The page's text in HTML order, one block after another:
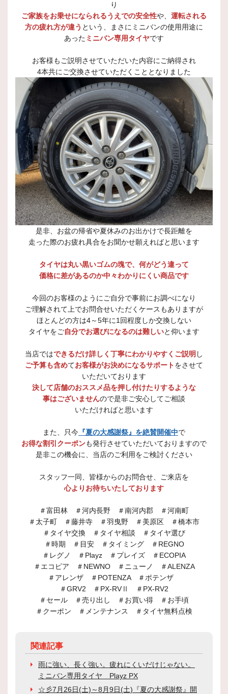
り
ご家族をお乗せになられるうえでの安全性や、 運転される
方の疲れ方が違う という、まさにミニバンの使用用途に
あった ミニバン専用タイヤです
お客様もご説明させていただいた内容にご納得され
4本共にご交換させていただくこととなりました
是非、お盆の帰省や夏休みのお出かけで長距離を
走った際のお疲れ具合をお聞かせ願えればと思います
タイヤは丸い黒いゴムの塊で、何がどう違って
価格に差があるのか中々わかりにくい商品です
今回のお客様のようにご自分で事前にお調べになり
ご理解されて上でお問合せいただくケースもありますが
ほとんどの方は4～5年に1回程度しか交換しない
タイヤをご自分でお選びになるのは難しいと仰います
当店ではできるだけ詳しく丁寧にわかりやすくご説明 し
ご予算も含めてお客様がお決めになるサポートをさせて
いただいております
決して店舗のおススメ品を押し付けたりするような
事はございませんので是非ご安心してご相談
いただければと思います
また、只今 『夏の大感謝祭』を絶賛開催中で
お得な割引クーポンも発行させていただいておりますので
是非この機会に、当店のご利用をご検討ください
スタッフ一同、皆様からのお問合せ、ご来店を
心よりお待ちいたしております
＃富田林 ＃河内長野 ＃南河内郡 ＃河南町
＃太子町 ＃藤井寺 ＃羽曳野 ＃美原区 ＃橋本市
＃タイヤ交換 ＃タイヤ相談 ＃タイヤ選び
＃時期 ＃目安 ＃タイミング ＃REGNO
＃レグノ ＃Playz ＃プレイズ ＃ECOPIA
＃エコピア ＃NEWNO ＃ニューノ ＃ALENZA
＃アレンザ ＃POTENZA ＃ポテンザ
＃GRV2 ＃PX-RVⅡ ＃PX-RV2
＃セール ＃売り出し ＃お買い得 ＃お手頃
＃クーポン ＃メンテナンス ＃タイヤ無料点検
関連記事
雨に強い、長く強い。疲れにくいだけじゃない。
ミニバン専用タイヤ Playz PX
☆彡7月26日(土)～8月9日(土)『夏の大感謝祭』開